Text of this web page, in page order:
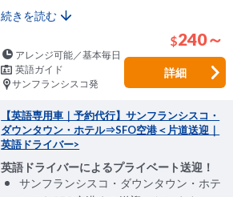
続きを読む
$240～
アレンジ可能／基本毎日
英語ガイド
サンフランシスコ発
詳細
【英語専用車｜予約代行】サンフランシスコ・
ダウンタウン・ホテル⇒SFO空港＜片道送迎｜
英語ドライバー>
英語ドライバーによるプライベート送迎！
サンフランシスコ・ダウンタウン・ホテ